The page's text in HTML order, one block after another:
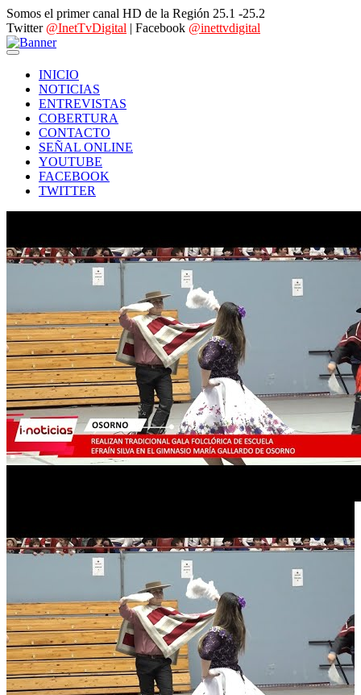
Somos el primer canal HD de la Región 25.1 -25.2
Twitter @InetTvDigital | Facebook @inettvdigital
INICIO
NOTICIAS
ENTREVISTAS
COBERTURA
CONTACTO
SEÑAL ONLINE
YOUTUBE
FACEBOOK
TWITTER